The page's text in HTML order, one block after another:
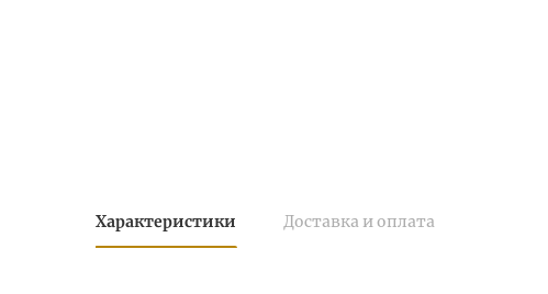
Характеристики Доставка и оплата